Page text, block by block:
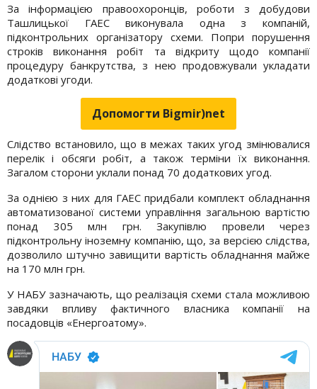
За інформацією правоохоронців, роботи з добудови
Ташлицької ГАЕС виконувала одна з компаній,
підконтрольних організатору схеми. Попри порушення
строків виконання робіт та відкриту щодо компанії
процедуру банкрутства, з нею продовжували укладати
додаткові угоди.
Допомогти Bigmir)net
Слідство встановило, що в межах таких угод змінювалися
перелік і обсяги робіт, а також терміни їх виконання.
Загалом сторони уклали понад 70 додаткових угод.
За однією з них для ГАЕС придбали комплект обладнання
автоматизованої системи управління загальною вартістю
понад 305 млн грн. Закупівлю провели через
підконтрольну іноземну компанію, що, за версією слідства,
дозволило штучно завищити вартість обладнання майже
на 170 млн грн.
У НАБУ зазначають, що реалізація схеми стала можливою
завдяки впливу фактичного власника компанії на
посадовців «Енергоатому».